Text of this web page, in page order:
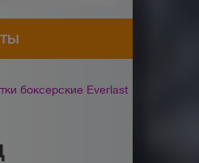
боксерские Everlast